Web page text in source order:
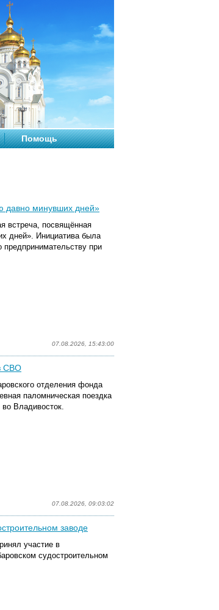
Помощь
давно минувших дней»
встреча, посвящённая
дней». Инициатива была
предпринимательству при
07.08.2026, 15:43:00
СВО
отделения фонда
паломническая поездка
во Владивосток.
07.08.2026, 09:03:02
заводе
участие в
судостроительном